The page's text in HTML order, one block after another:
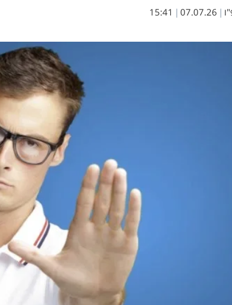
|
07.07.26
|
15:41